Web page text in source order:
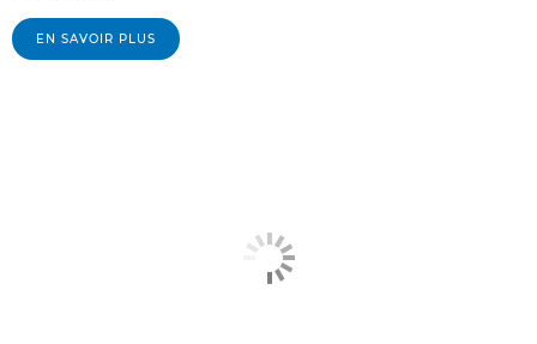
EN SAVOIR PLUS